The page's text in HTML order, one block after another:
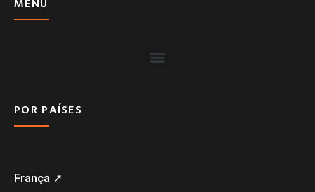
POR PAÍSES
França ➚